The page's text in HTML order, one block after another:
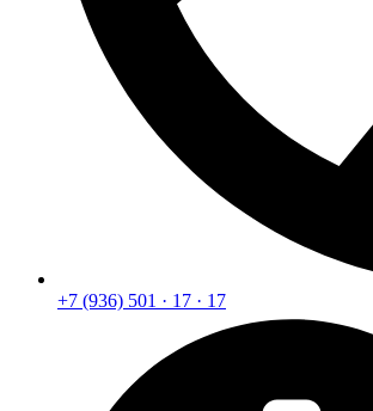
+7 (936) 501 · 17 · 17